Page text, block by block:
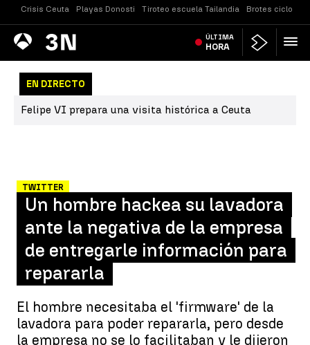
Crisis Ceuta Playas Donosti Tiroteo escuela Tailandia Brotes
Antena
3 Noticias ÚLTIMA
HORA
EN DIRECTO
Felipe VI prepara una visita histórica a Ceuta
TWITTER
Un hombre hackea su lavadora
ante la negativa de la empresa
de entregarle información para
repararla
El hombre necesitaba el 'firmware' de la
lavadora para poder repararla, pero desde
la empresa no se lo facilitaban y le dijeron